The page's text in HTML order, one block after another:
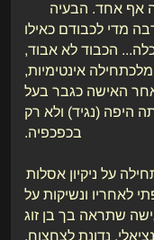
אף אחד. הבעיה
מדי לכבודם כאילו
הכבוד לא אבוד,
אינטימיות,
האישה כגבר בעל
היפה (נגיד) ולא רק
בכפכפיה.
על ניקיון אסלות
לאחריו ונשיקות על
שתראה בך בן זוג
נדונת לצחצוח.